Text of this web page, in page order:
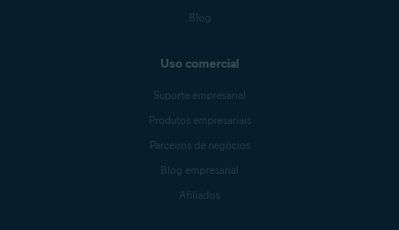
Blog
Uso comercial
Suporte empresarial
Produtos empresariais
Parceiros de negócios
Blog empresarial
Afiliados